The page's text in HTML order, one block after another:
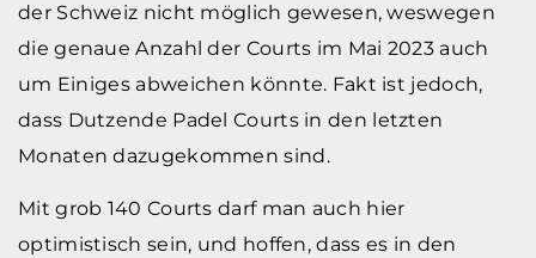
der Schweiz nicht möglich gewesen, weswegen
die genaue Anzahl der Courts im Mai 2023 auch
um Einiges abweichen könnte. Fakt ist jedoch,
dass Dutzende Padel Courts in den letzten
Monaten dazugekommen sind.
Mit grob 140 Courts darf man auch hier
optimistisch sein, und hoffen, dass es in den